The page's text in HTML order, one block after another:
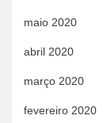
maio 2020
abril 2020
março 2020
fevereiro 2020